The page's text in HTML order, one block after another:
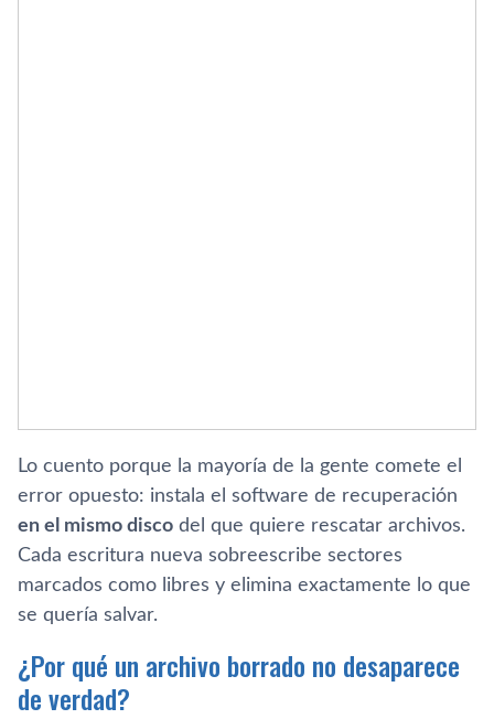
Lo cuento porque la mayoría de la gente comete el
error opuesto: instala el software de recuperación
en el mismo disco del que quiere rescatar archivos.
Cada escritura nueva sobreescribe sectores
marcados como libres y elimina exactamente lo que
se quería salvar.
¿Por qué un archivo borrado no desaparece
de verdad?